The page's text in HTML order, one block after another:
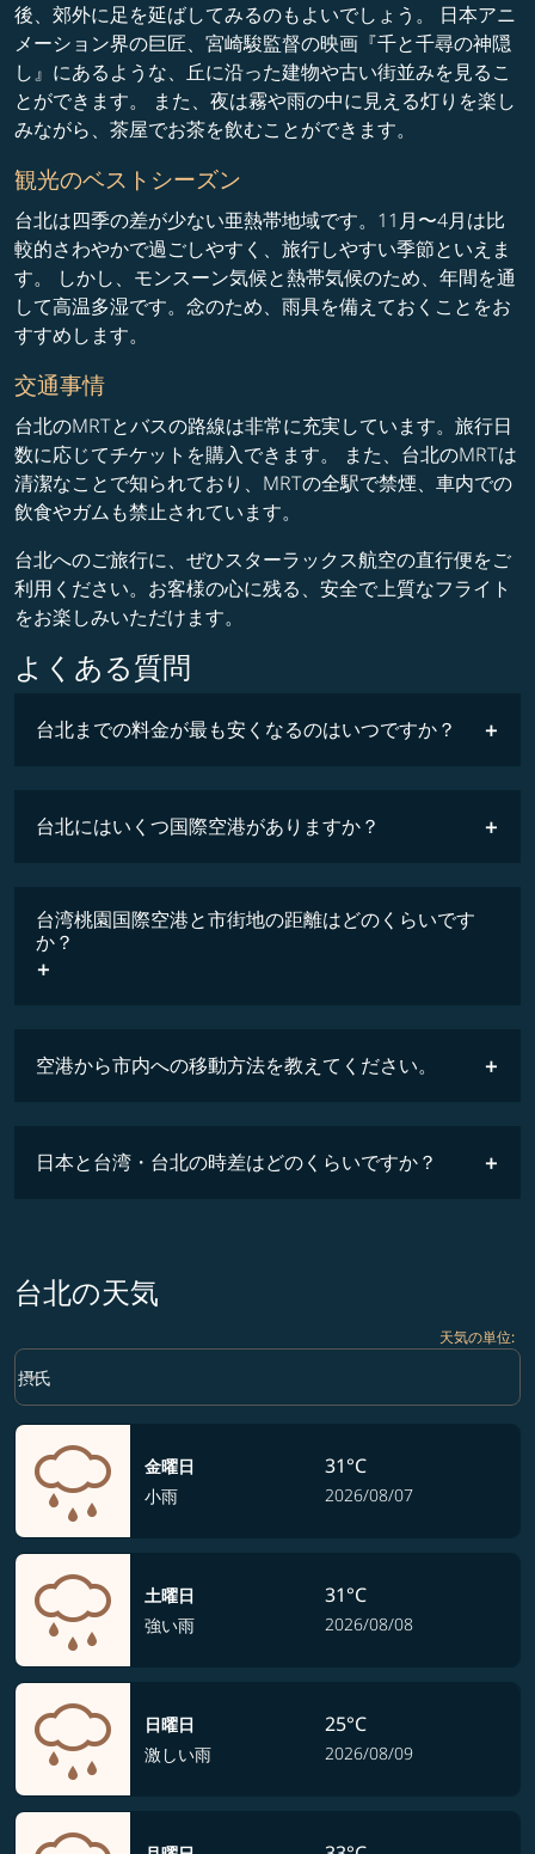
後、郊外に足を延ばしてみるのもよいでしょう。 日本アニ
メーション界の巨匠、宮崎駿監督の映画『千と千尋の神隠
し』にあるような、丘に沿った建物や古い街並みを見るこ
とができます。 また、夜は霧や雨の中に見える灯りを楽し
みながら、茶屋でお茶を飲むことができます。
観光のベストシーズン
台北は四季の差が少ない亜熱帯地域です。11月〜4月は比
較的さわやかで過ごしやすく、旅行しやすい季節といえま
す。 しかし、モンスーン気候と熱帯気候のため、年間を通
して高温多湿です。念のため、雨具を備えておくことをお
すすめします。
交通事情
台北のMRTとバスの路線は非常に充実しています。旅行日
数に応じてチケットを購入できます。 また、台北のMRTは
清潔なことで知られており、MRTの全駅で禁煙、車内での
飲食やガムも禁止されています。
台北へのご旅行に、ぜひスターラックス航空の直行便をご
利用ください。お客様の心に残る、安全で上質なフライト
をお楽しみいただけます。
よくある質問
台北までの料金が最も安くなるのはいつですか？
台北にはいくつ国際空港がありますか？
台湾桃園国際空港と市街地の距離はどのくらいです
か？
空港から市内への移動方法を教えてください。
日本と台湾・台北の時差はどのくらいですか？
台北の天気
天気の単位:
Weather unit option 摂氏 Selected
摂氏
keyboard_arrow_down
金曜日
小雨
31°C
2026/08/07
土曜日
強い雨
31°C
2026/08/08
日曜日
激しい雨
25°C
2026/08/09